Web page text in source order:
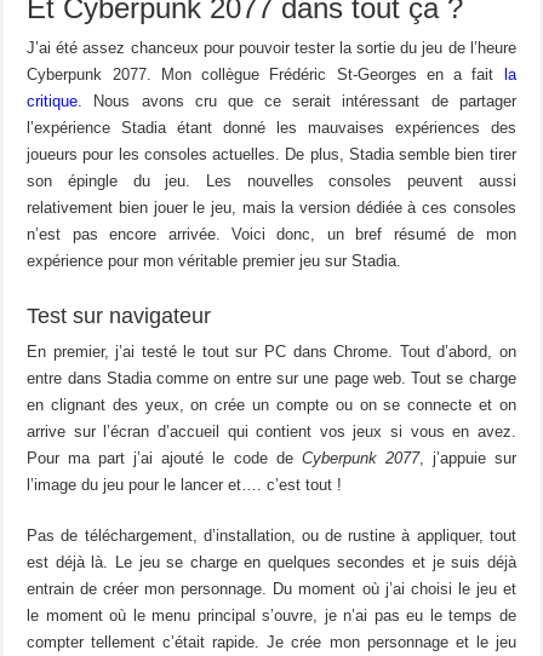
Et Cyberpunk 2077 dans tout ça ?
J’ai été assez chanceux pour pouvoir tester la sortie du jeu de l’heure
Cyberpunk 2077. Mon collègue Frédéric St-Georges en a fait
la
critique. Nous avons cru que ce serait intéressant de partager
l’expérience Stadia étant donné les mauvaises expériences des
joueurs pour les consoles actuelles. De plus, Stadia semble bien tirer
son épingle du jeu. Les nouvelles consoles peuvent aussi
relativement bien jouer le jeu, mais la version dédiée à ces consoles
n’est pas encore arrivée. Voici donc, un bref résumé de mon
expérience pour mon véritable premier jeu sur Stadia.
Test sur navigateur
En premier, j’ai testé le tout sur PC dans Chrome. Tout d’abord, on
entre dans Stadia comme on entre sur une page web. Tout se charge
en clignant des yeux, on crée un compte ou on se connecte et on
arrive sur l’écran d’accueil qui contient vos jeux si vous en avez.
Pour ma part j’ai ajouté le code de Cyberpunk 2077, j’appuie sur
l’image du jeu pour le lancer et…. c’est tout !
Pas de téléchargement, d’installation, ou de rustine à appliquer, tout
est déjà là. Le jeu se charge en quelques secondes et je suis déjà
entrain de créer mon personnage. Du moment où j’ai choisi le jeu et
le moment où le menu principal s’ouvre, je n’ai pas eu le temps de
compter tellement c’était rapide. Je crée mon personnage et le jeu